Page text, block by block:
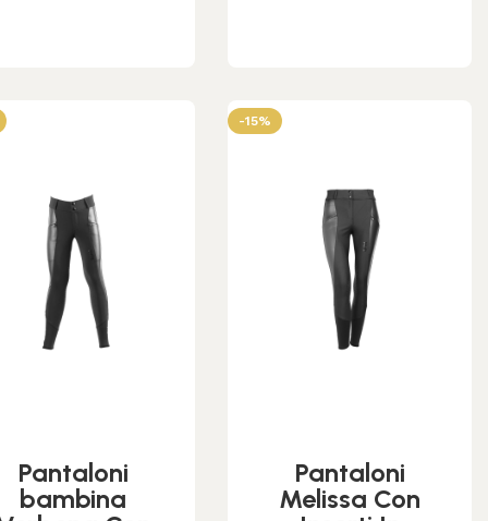
Pantaloni
bambina
-15%
Pantaloni
Melissa Con